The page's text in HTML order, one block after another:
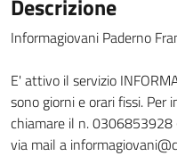
Descrizione
Informagiovani Paderno
E' attivo il servizio
sono giorni e orari fissi.
chiamare il n.
via mail a